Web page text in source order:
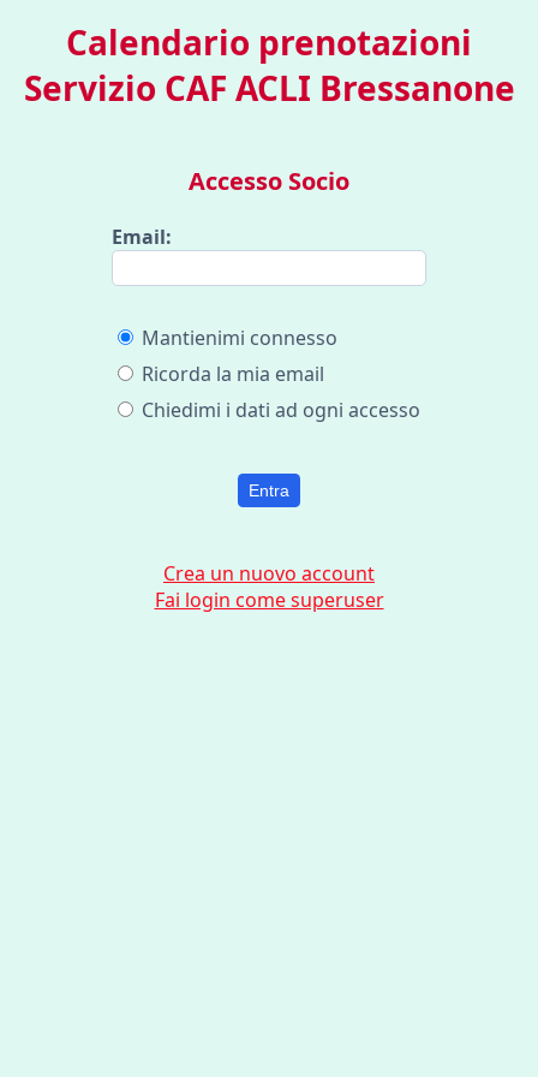
Calendario prenotazioni
Servizio CAF ACLI Bressanone
Accesso Socio
Email:
Mantienimi connesso
Ricorda la mia email
Chiedimi i dati ad ogni accesso
Entra
Crea un nuovo account
Fai login come superuser